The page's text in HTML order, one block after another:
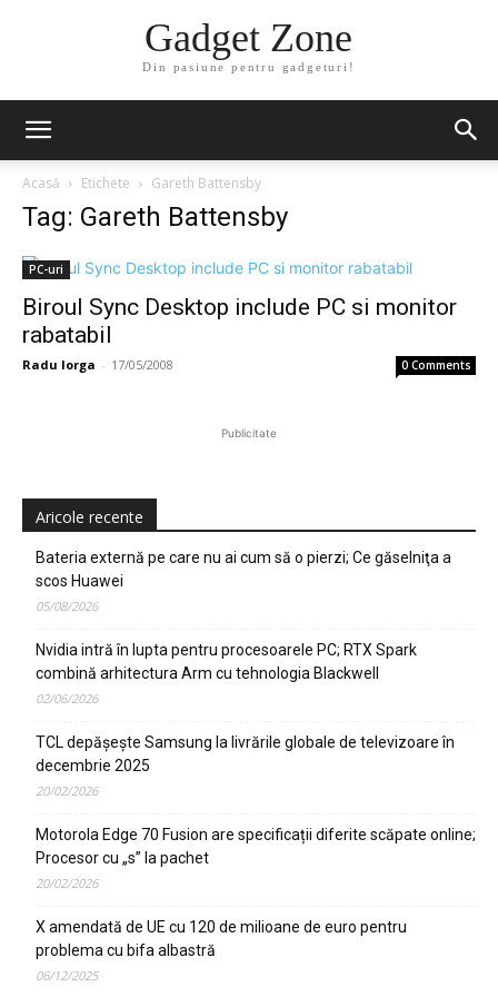
Gadget Zone
Din pasiune pentru gadgeturi!
Acasă Etichete Gareth Battensby
Tag: Gareth Battensby
PC-uri
Biroul Sync Desktop include PC si monitor
rabatabil
Radu Iorga - 17/05/2008 0 Comments
Publicitate
Aricole recente
Bateria externă pe care nu ai cum să o pierzi; Ce găselniţa a
scos Huawei
05/08/2026
Nvidia intră în lupta pentru procesoarele PC; RTX Spark
combină arhitectura Arm cu tehnologia Blackwell
02/06/2026
TCL depășește Samsung la livrările globale de televizoare în
decembrie 2025
20/02/2026
Motorola Edge 70 Fusion are specificații diferite scăpate online;
Procesor cu „s” la pachet
20/02/2026
X amendată de UE cu 120 de milioane de euro pentru
problema cu bifa albastră
06/12/2025